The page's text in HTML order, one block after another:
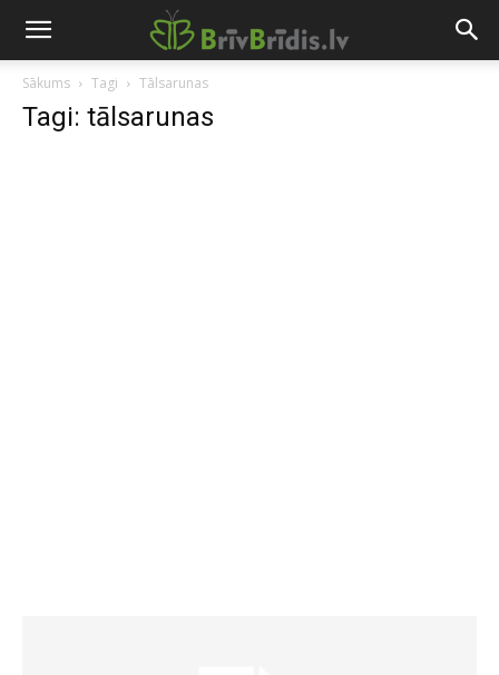
Sākums Tagi Tālsarunas
Tagi: tālsarunas